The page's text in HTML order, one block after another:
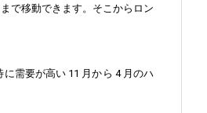
で移動できます。そこからロン
需要が高い 11 月から 4 月のハ